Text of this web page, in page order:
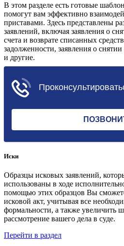
В этом разделе есть готовые
помогут вам эффективно
приставами. Здесь представлены
заявлений, включая заявления о
счета и возврате списанных
задолженности, заявления о снятии
и другие.
Иски
Образцы исковых заявлений,
использованы в ходе
помощью этих образцов Вы
исковой акт, учитывая все
формальности, а также увеличить
рассмотрение вашего дела в суде.
Перейти в раздел